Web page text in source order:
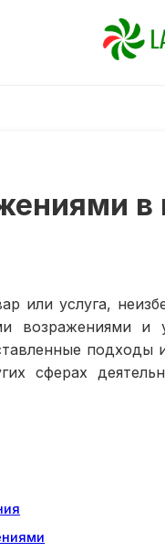
или услуга,
возражениями
подходы
сферах